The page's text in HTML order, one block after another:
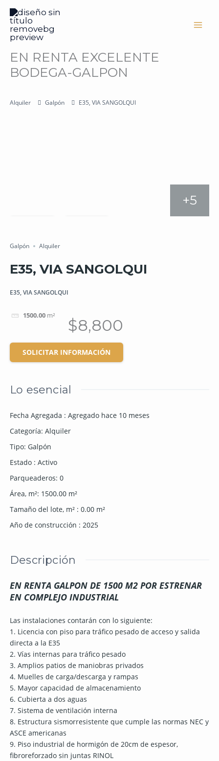
contenido
EN RENTA EXCELENTE
BODEGA-GALPON
Alquiler Galpón E35, VIA SANGOLQUI
+5
Galpón Alquiler
E35, VIA SANGOLQUI
E35, VIA SANGOLQUI
1500.00 m²
$8,800
SOLICITAR INFORMACIÓN
Lo esencial
Fecha Agregada : Agregado hace 10 meses
Categoría: Alquiler
Tipo: Galpón
Estado : Activo
Parqueaderos: 0
Área, m²: 1500.00 m²
Tamaño del lote, m² : 0.00 m²
Año de construcción : 2025
Descripción
EN RENTA GALPON DE 1500 M2 POR ESTRENAR
EN COMPLEJO INDUSTRIAL
Las instalaciones contarán con lo siguiente:
1. Licencia con piso para tráfico pesado de acceso y salida
directa a la E35
2. Vías internas para tráfico pesado
3. Amplios patios de maniobras privados
4. Muelles de carga/descarga y rampas
5. Mayor capacidad de almacenamiento
6. Cubierta a dos aguas
7. Sistema de ventilación interna
8. Estructura sismorresistente que cumple las normas NEC y
ASCE americanas
9. Piso industrial de hormigón de 20cm de espesor,
fibroreforzado sin juntas RINOL